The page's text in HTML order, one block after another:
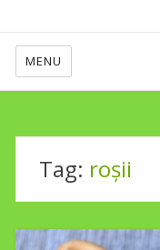
MENU
Tag: roșii